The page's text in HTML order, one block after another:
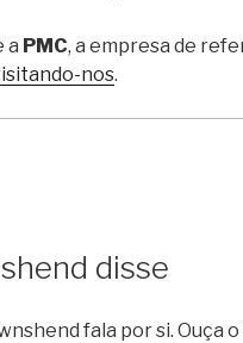
a PMC, a empresa de
nos.
disse
fala por si. Ouça